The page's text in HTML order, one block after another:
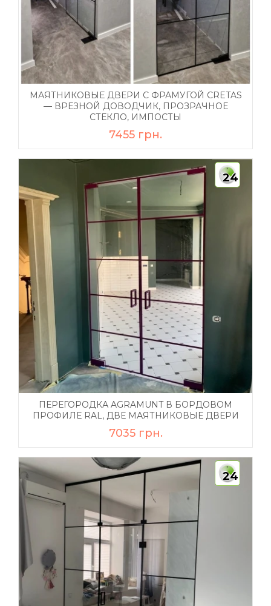
МАЯТНИКОВЫЕ ДВЕРИ С ФРАМУГОЙ CRETAS
— ВРЕЗНОЙ ДОВОДЧИК, ПРОЗРАЧНОЕ
СТЕКЛО, ИМПОСТЫ
7455 грн.
24
ПЕРЕГОРОДКА AGRAMUNT В БОРДОВОМ
ПРОФИЛЕ RAL, ДВЕ МАЯТНИКОВЫЕ ДВЕРИ
7035 грн.
24